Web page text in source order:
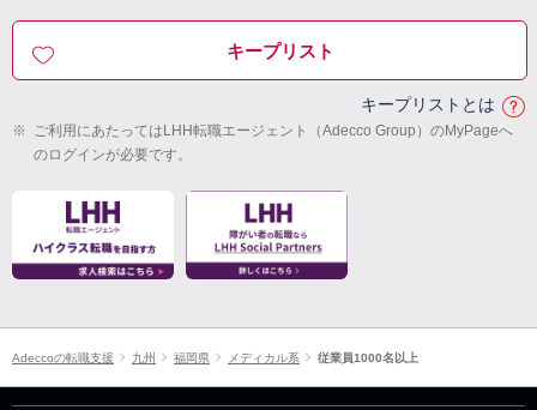
キープリスト
キープリストとは
※ ご利用にあたってはLHH転職エージェント（Adecco Group）のMyPageへ
のログインが必要です。
Adeccoの転職支援 九州 福岡県 メディカル系 従業員1000名以上